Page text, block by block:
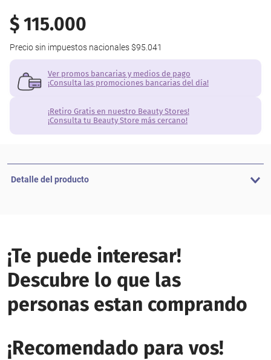
$115.000
Precio sin impuestos nacionales $95.041
Ver promos bancarias y medios de pago
¡Consulta las promociones bancarias del día!
¡Retiro Gratis en nuestro Beauty Stores!
¡Consulta tu Beauty Store más cercano!
Detalle del producto
¡Te puede interesar!
Descubre lo que las
personas estan comprando
¡Recomendado para vos!